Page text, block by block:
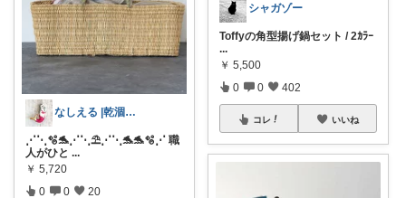
なしえる |乾涸びたマーメイド
⋰⋱🫧🐬⋰⋱⛱️⋰⋱🐬🐬🫧⋰ 職
人がひと ...
￥ 5,720
0 0 20
シャガゾー
Toffyの角型揚げ鍋セット / 2ｶﾗｰ
...
￥ 5,500
0 0 402
コレ いいね